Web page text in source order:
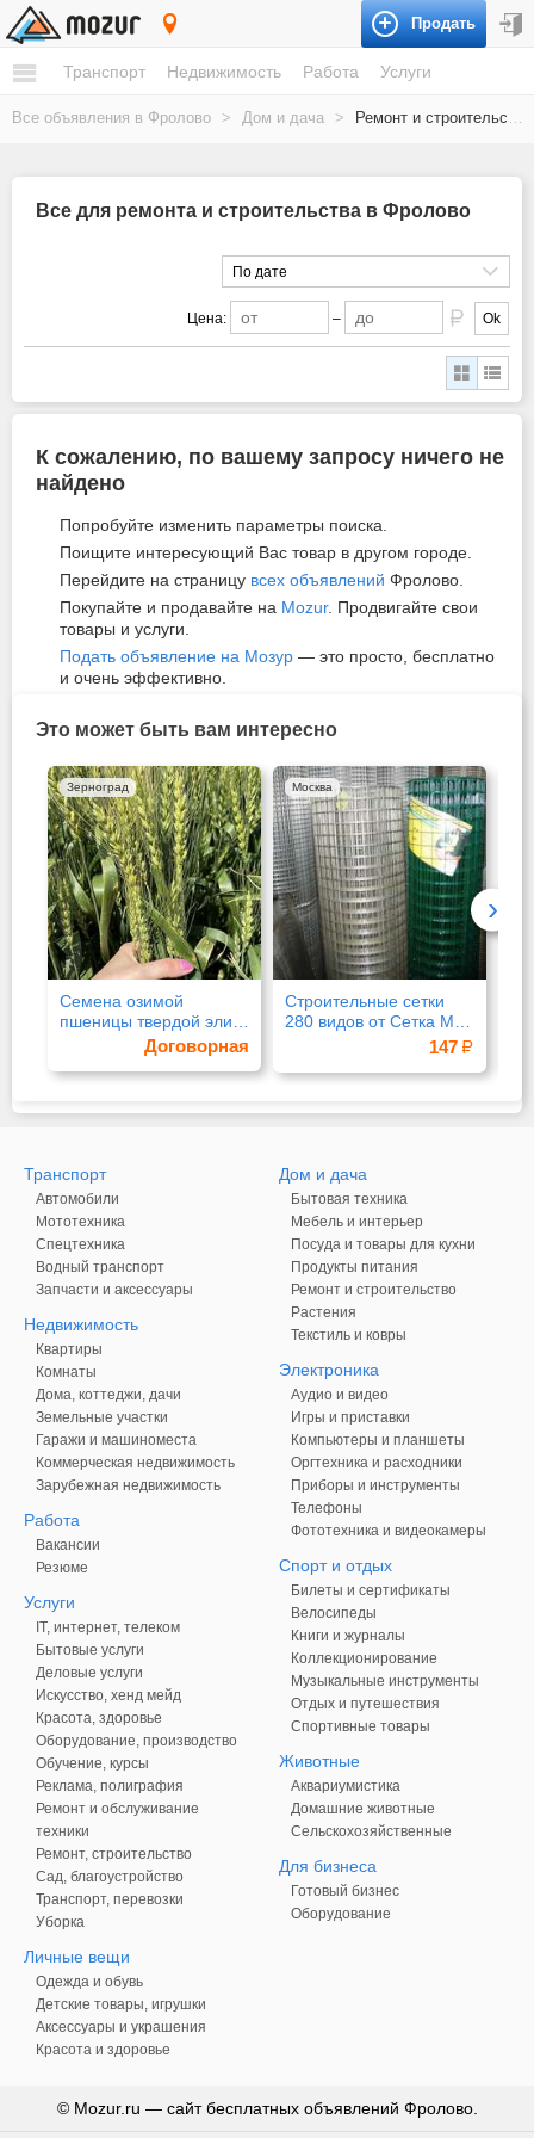
Продать
Транспорт Недвижимость Работа Услуги
Все объявления в Фролово > Дом и дача > Ремонт и строительство
Все для ремонта и строительства в Фролово
По дате
Цена: – Ok
К сожалению, по вашему запросу ничего не
найдено
Попробуйте изменить параметры поиска.
Поищите интересующий Вас товар в другом городе.
Перейдите на страницу всех объявлений Фролово.
Покупайте и продавайте на Mozur. Продвигайте свои
товары и услуги.
Подать объявление на Мозур — это просто, бесплатно
и очень эффективно.
Это может быть вам интересно
Семена озимой
пшеницы твердой элита
и репродукцииДоговорная
Зерноград
Строительные сетки
280 видов от Сетка М в
147
Москва
›
Транспорт
Автомобили
Мототехника
Спецтехника
Водный транспорт
Запчасти и аксессуары
Недвижимость
Квартиры
Комнаты
Дома, коттеджи, дачи
Земельные участки
Гаражи и машиноместа
Коммерческая недвижимость
Зарубежная недвижимость
Работа
Вакансии
Резюме
Услуги
IT, интернет, телеком
Бытовые услуги
Деловые услуги
Искусство, хенд мейд
Красота, здоровье
Оборудование, производство
Обучение, курсы
Реклама, полиграфия
Ремонт и обслуживание
техники
Ремонт, строительство
Сад, благоустройство
Транспорт, перевозки
Уборка
Личные вещи
Одежда и обувь
Детские товары, игрушки
Аксессуары и украшения
Красота и здоровье
Дом и дача
Бытовая техника
Мебель и интерьер
Посуда и товары для кухни
Продукты питания
Ремонт и строительство
Растения
Текстиль и ковры
Электроника
Аудио и видео
Игры и приставки
Компьютеры и планшеты
Оргтехника и расходники
Приборы и инструменты
Телефоны
Фототехника и видеокамеры
Спорт и отдых
Билеты и сертификаты
Велосипеды
Книги и журналы
Коллекционирование
Музыкальные инструменты
Отдых и путешествия
Спортивные товары
Животные
Аквариумистика
Домашние животные
Сельскохозяйственные
Для бизнеса
Готовый бизнес
Оборудование
© Mozur.ru — сайт бесплатных объявлений Фролово.